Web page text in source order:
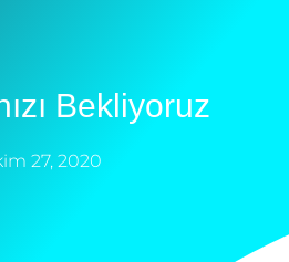
Bekliyoruz
27, 2020